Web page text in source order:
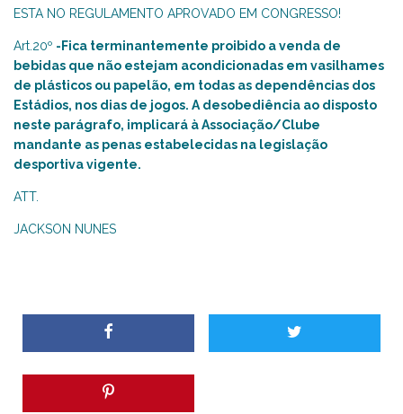
ESTA NO REGULAMENTO APROVADO EM CONGRESSO!
Art.20º -Fica terminantemente proibido a venda de
bebidas que não estejam acondicionadas em vasilhames
de plásticos ou papelão, em todas as dependências dos
Estádios, nos dias de jogos. A desobediência ao disposto
neste parágrafo, implicará à Associação/Clube
mandante as penas estabelecidas na legislação
desportiva vigente.
ATT.
JACKSON NUNES